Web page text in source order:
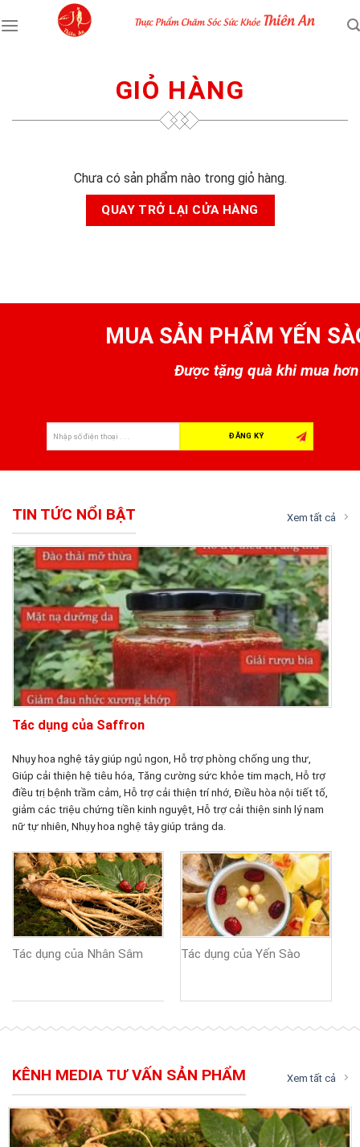
to
GIỎ HÀNG
Chưa có sản phẩm nào trong giỏ hàng.
QUAY TRỞ LẠI CỬA HÀNG
MUA SẢN PHẨM YẾN
Được tặng quà khi mua
TIN TỨC NỔI BẬT Xem tất cả
Tác dụng của Saffron
Nhụy hoa nghệ tây giúp ngủ ngon, Hỗ trợ phòng chống ung thư,
Giúp cải thiện hệ tiêu hóa, Tăng cường sức khỏe tim mạch, Hỗ trợ
điều trị bệnh trầm cảm, Hỗ trợ cải thiện trí nhớ, Điều hòa nội tiết tố,
giảm các triệu chứng tiền kinh nguyệt, Hỗ trợ cải thiện sinh lý nam
nữ tự nhiên, Nhụy hoa nghệ tây giúp trắng da.
Tác dụng của Nhân Sâm Tác dụng của Yến Sào
KÊNH MEDIA TƯ VẤN SẢN PHẨM Xem tất cả